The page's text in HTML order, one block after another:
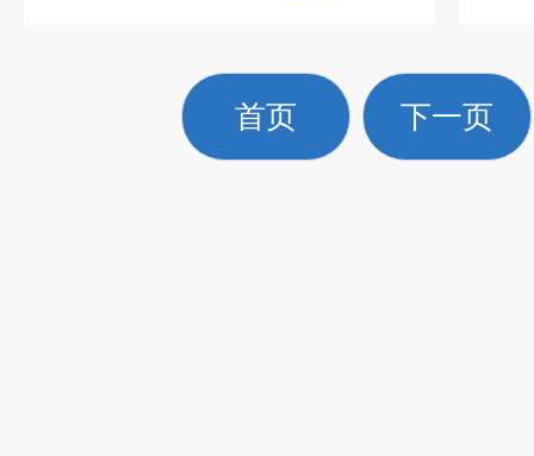
首页 下一页